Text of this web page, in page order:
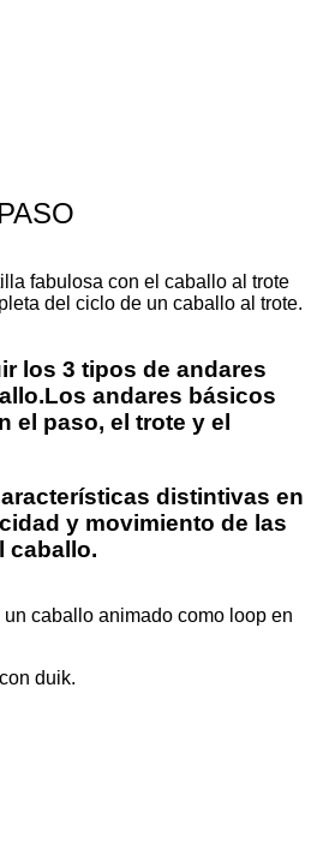
fabulosa con el caballo al trote
del ciclo de un caballo al trote.
los 3 tipos de andares
andares básicos
el paso, el trote y el
distintivas en
y movimiento de las
caballo.
caballo animado como loop en
duik.